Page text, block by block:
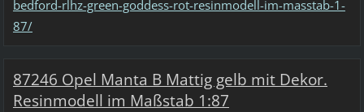
bedford-rlhz-green-goddess-rot-resinmodell-im-masstab-1-
87/
87246 Opel Manta B Mattig gelb mit Dekor.
Resinmodell im Maßstab 1:87